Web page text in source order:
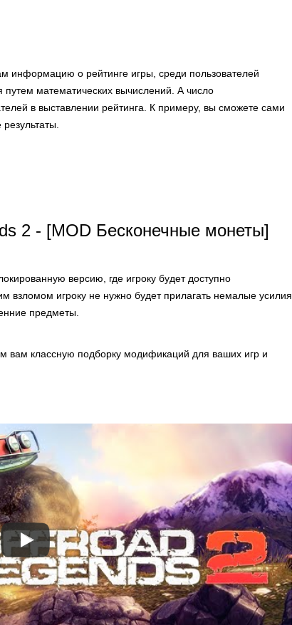
информацию о рейтинге игры, среди пользователей
математических вычислений. А число
в выставлении рейтинга. К примеру, вы сможете сами
2 - [MOD Бесконечные монеты]
версию, где игроку будет доступно
взломом игроку не нужно будет прилагать немалые усилия
предметы.
вам классную подборку модификаций для ваших игр и